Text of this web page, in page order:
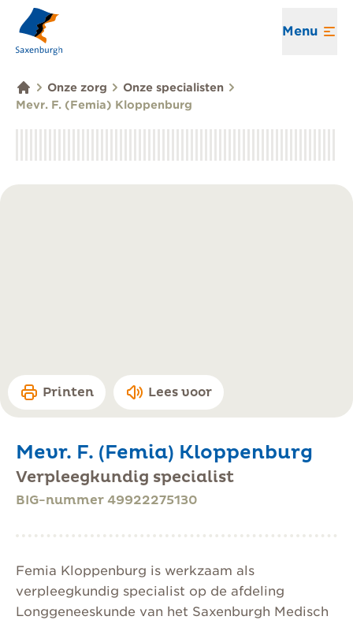
Menu
Onze zorg
Onze specialisten
Mevr. F. (Femia) Kloppenburg
Printen Lees voor
Mevr. F. (Femia) Kloppenburg
Verpleegkundig specialist
BIG-nummer 49922275130
Femia Kloppenburg is werkzaam als
verpleegkundig specialist op de afdeling
Longgeneeskunde van het Saxenburgh Medisch